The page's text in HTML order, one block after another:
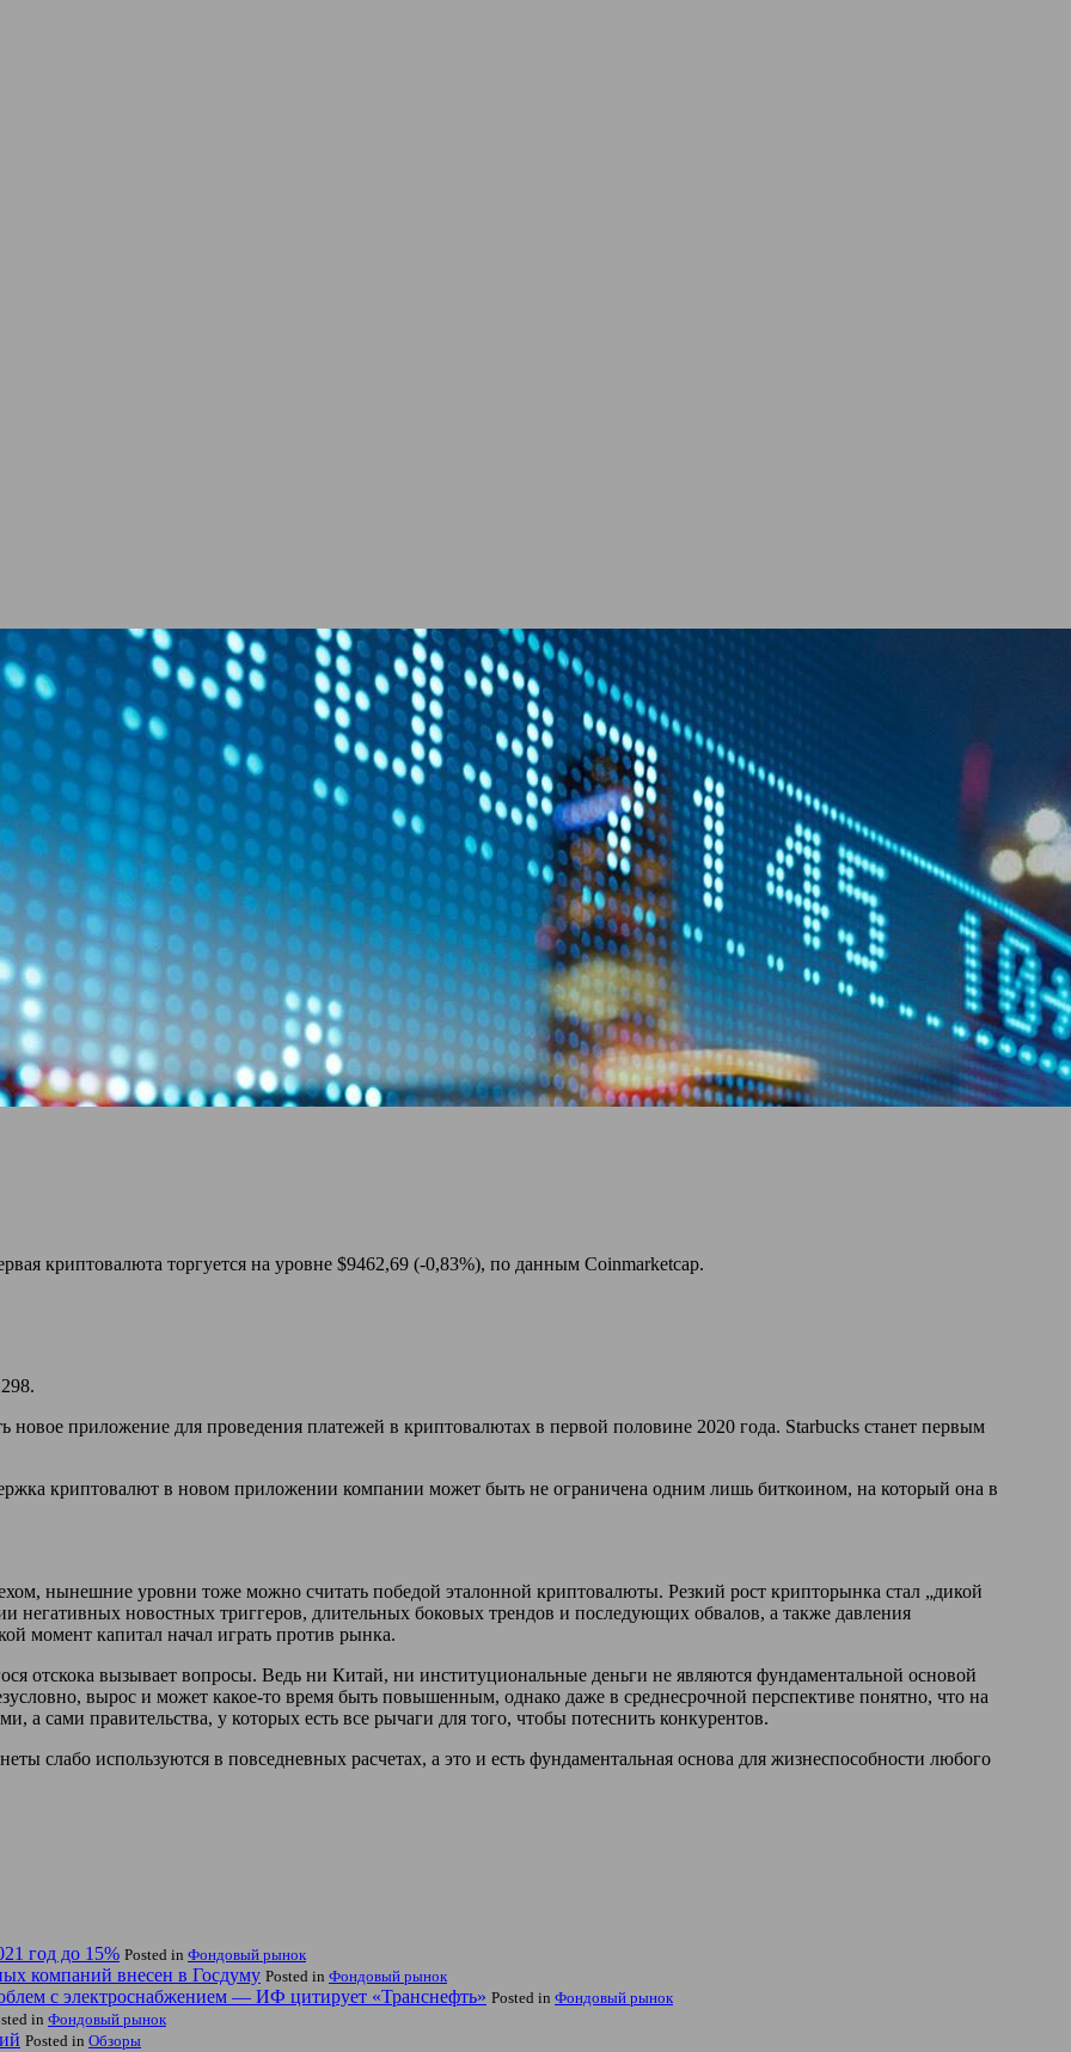
криптовалюта торгуется на уровне $9462,69 (-0,83%), по данным Coinmarketcap.
новое приложение для проведения платежей в криптовалютах в первой половине 2020 года. Starbucks станет первым
криптовалют в новом приложении компании может быть не ограничена одним лишь биткоином, на который она в
нынешние уровни тоже можно считать победой эталонной криптовалюты. Резкий рост крипторынка стал „дикой
негативных новостных триггеров, длительных боковых трендов и последующих обвалов, а также давления
момент капитал начал играть против рынка.
отскока вызывает вопросы. Ведь ни Китай, ни институциональные деньги не являются фундаментальной основой
вырос и может какое-то время быть повышенным, однако даже в среднесрочной перспективе понятно, что на
а сами правительства, у которых есть все рычаги для того, чтобы потеснить конкурентов.
слабо используются в повседневных расчетах, а это и есть фундаментальная основа для жизнеспособности любого
год до 15% Posted in Фондовый рынок
компаний внесен в Госдуму Posted in Фондовый рынок
с электроснабжением — ИФ цитирует «Транснефть» Posted in Фондовый рынок
in Фондовый рынок
Posted in Обзоры